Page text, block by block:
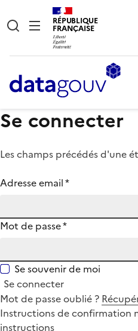
RÉPUBLIQUE
FRANÇAISE
Se connecter
Les champs précédés d'une
Adresse email*
Mot de passe*
Se souvenir de moi
Se connecter
Mot de passe oublié ?
Instructions de confirmation
instructions